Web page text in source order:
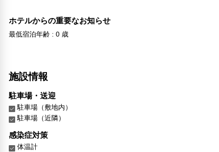
ホテルからの重要なお知らせ
最低宿泊年齢 : 0 歳
施設情報
駐車場・送迎
駐車場（敷地内）
駐車場（近隣）
感染症対策
体温計